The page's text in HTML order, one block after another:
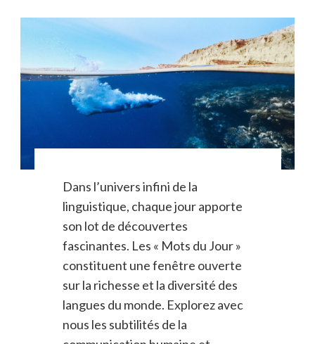
Dans l’univers infini de la
linguistique, chaque jour apporte
son lot de découvertes
fascinantes. Les « Mots du Jour »
constituent une fenêtre ouverte
sur la richesse et la diversité des
langues du monde. Explorez avec
nous les subtilités de la